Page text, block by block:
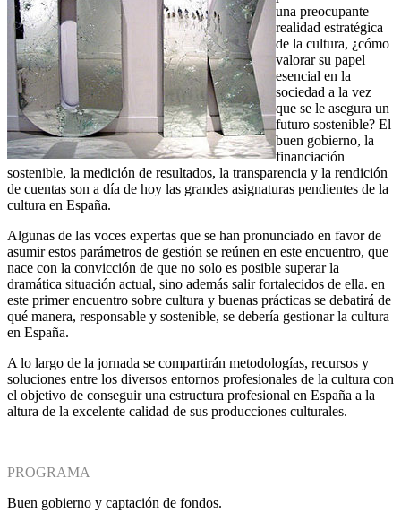
una preocupante
realidad estratégica
de la cultura, ¿cómo
valorar su papel
esencial en la
sociedad a la vez
que se le asegura un
futuro sostenible? El
buen gobierno, la
financiación
sostenible, la medición de resultados, la transparencia y la rendición
de cuentas son a día de hoy las grandes asignaturas pendientes de la
cultura en España.
Algunas de las voces expertas que se han pronunciado en favor de
asumir estos parámetros de gestión se reúnen en este encuentro, que
nace con la convicción de que no solo es posible superar la
dramática situación actual, sino además salir fortalecidos de ella. en
este primer encuentro sobre cultura y buenas prácticas se debatirá de
qué manera, responsable y sostenible, se debería gestionar la cultura
en España.
A lo largo de la jornada se compartirán metodologías, recursos y
soluciones entre los diversos entornos profesionales de la cultura con
el objetivo de conseguir una estructura profesional en España a la
altura de la excelente calidad de sus producciones culturales.
PROGRAMA
Buen gobierno y captación de fondos.